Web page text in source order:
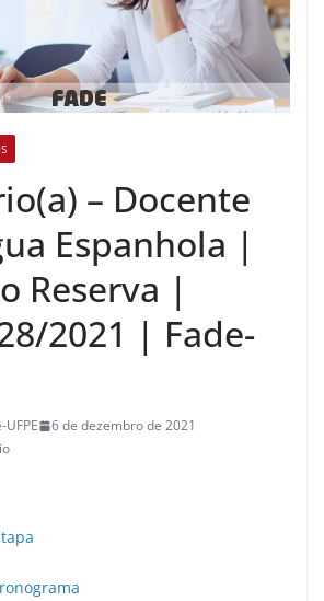
– Docente
Espanhola |
Reserva |
2021 | Fade-
6 de dezembro de 2021